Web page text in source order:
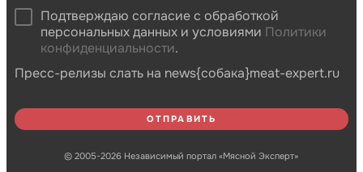
Подтверждаю согласие с обработкой
персональных данных и условиями Политики
конфиденциальности.
Пресс-релизы слать на news{собака}meat-expert.ru
© 2005-2026 Независимый портал «Мясной Эксперт»